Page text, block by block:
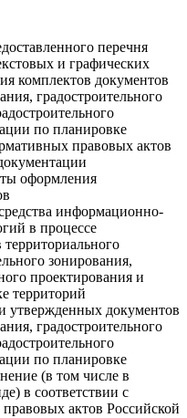
перечня
и графических
комплектов документов
градостроительного
по планировке
правовых актов
оформления
информационно-
в процессе
зонирования,
проектирования и
территорий
утвержденных документов
градостроительного
по планировке
(в том числе в
в соответствии с
актов Российской